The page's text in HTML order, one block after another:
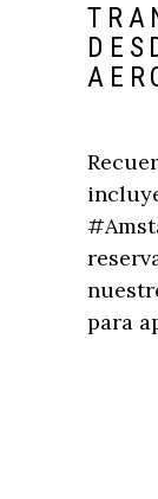
para